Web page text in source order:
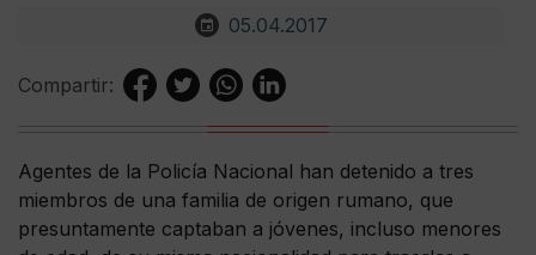
05.04.2017
Compartir:
Agentes de la Policía Nacional han detenido a tres
miembros de una familia de origen rumano, que
presuntamente captaban a jóvenes, incluso menores